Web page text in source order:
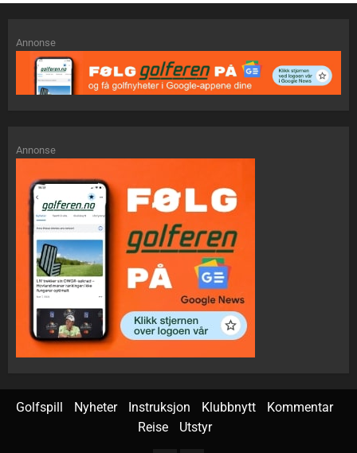
Annonse
Annonse
Golfspill Nyheter Instruksjon Klubbnytt
Kommentar
Reise
Utstyr